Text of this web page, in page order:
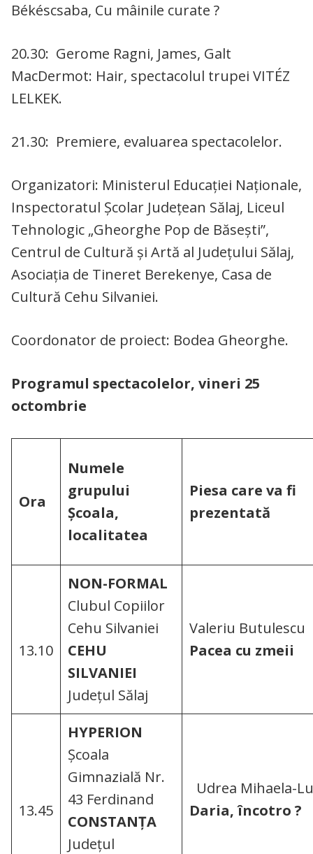
Békéscsaba, Cu mâinile curate ?
20.30: Gerome Ragni, James, Galt
MacDermot: Hair, spectacolul trupei VITÉZ
LELKEK.
21.30: Premiere, evaluarea spectacolelor.
Organizatori: Ministerul Educației Naționale,
Inspectoratul Școlar Județean Sălaj, Liceul
Tehnologic „Gheorghe Pop de Băseşti”,
Centrul de Cultură şi Artă al Judeţului Sălaj,
Asociația de Tineret Berekenye, Casa de
Cultură Cehu Silvaniei.
Coordonator de proiect: Bodea Gheorghe.
Programul spectacolelor, vineri 25
octombrie
Ora
Numele
grupului
Şcoala,
localitatea
Piesa care va fi
prezentată
13.10
NON-FORMAL
Clubul Copiilor
Cehu Silvaniei
CEHU
SILVANIEI
Județul Sălaj
Valeriu Butulescu
Pacea cu zmeii
13.45
HYPERION
Școala
Gimnazială Nr.
43 Ferdinand
CONSTANȚA
Județul
Udrea Mihaela-
Daria, încotro ?